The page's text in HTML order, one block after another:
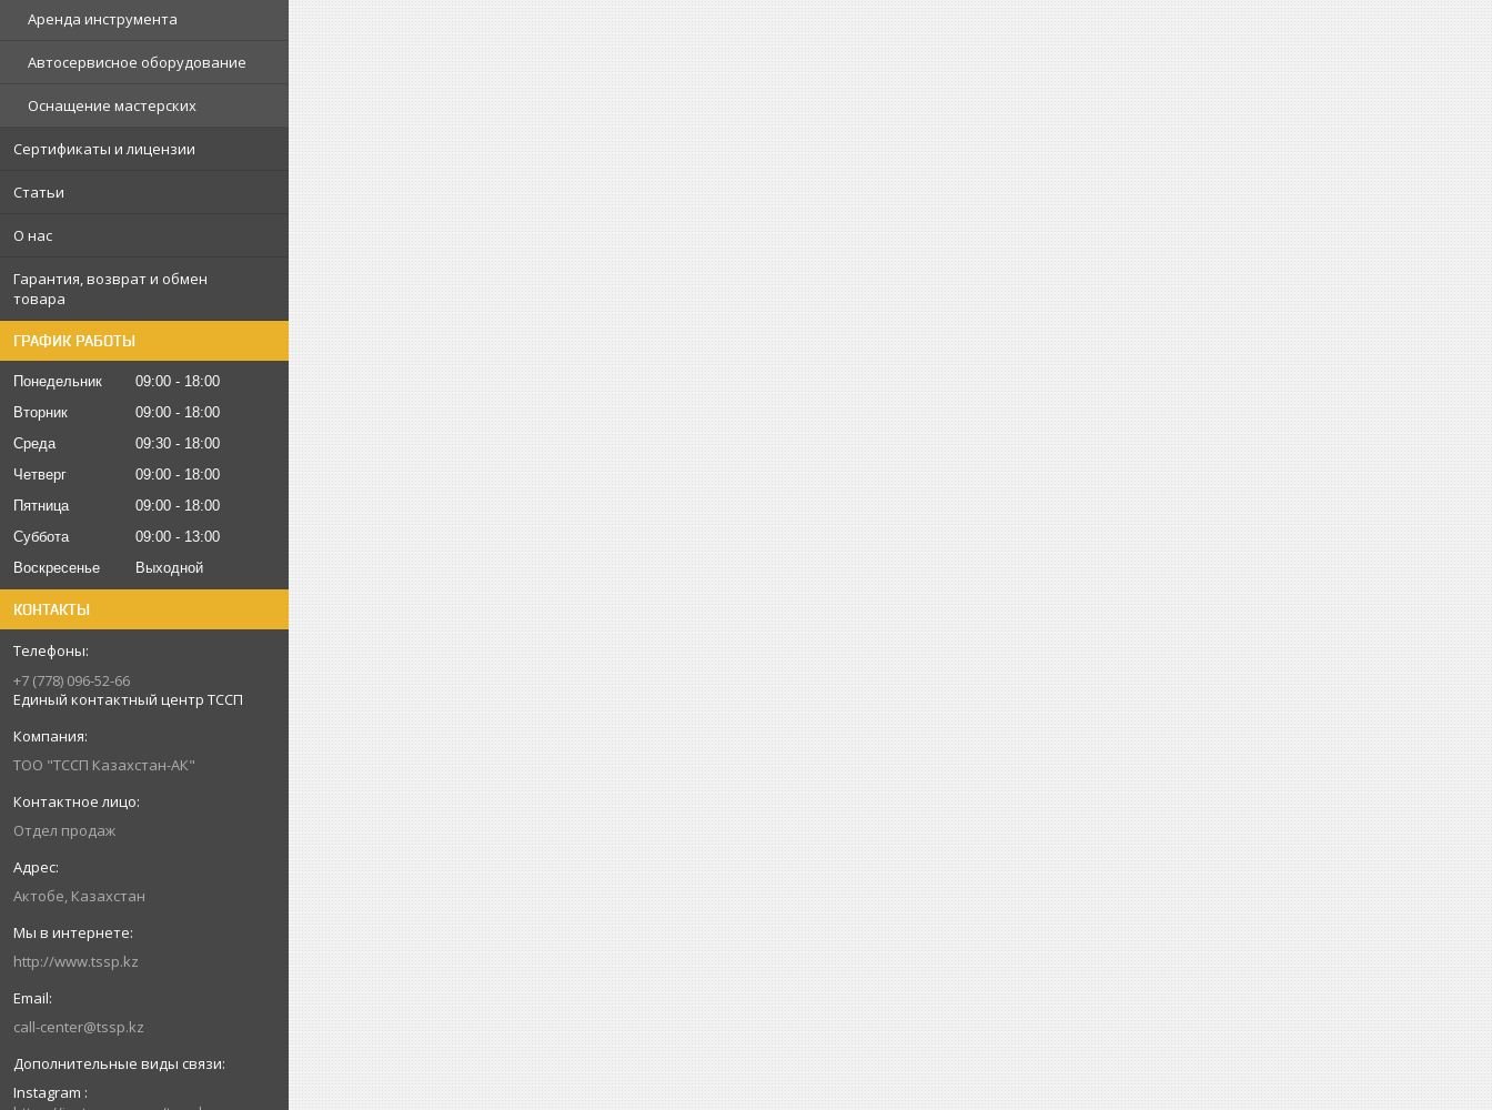
Аренда инструмента
Автосервисное оборудование
Оснащение мастерских
Сертификаты и лицензии
Статьи
О нас
Гарантия, возврат и обмен
товара
ГРАФИК РАБОТЫ
Понедельник 09:00
18:00
Вторник
09:00
18:00
Среда
09:30
18:00
Четверг
09:00
18:00
Пятница
09:00
18:00
Суббота
09:00
13:00
Воскресенье
Выходной
КОНТАКТЫ
+7 (778) 096-52-66
Единый контактный центр ТССП
ТОО "ТССП Казахстан-АК"
Отдел продаж
Актобе, Казахстан
http://www.tssp.kz
call-center@tssp.kz
Instagram